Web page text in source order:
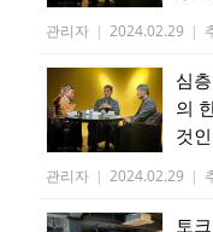
관리자 | 2024.02.29 |
심
의
것
관리자 | 2024.02.29 |
토